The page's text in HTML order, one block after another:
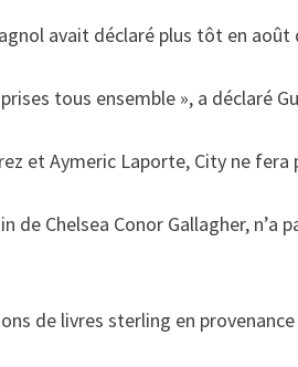
avait déclaré plus tôt en
tous ensemble », a déclaré
et Aymeric Laporte, City ne
Chelsea Conor Gallagher, n’a
de livres sterling en